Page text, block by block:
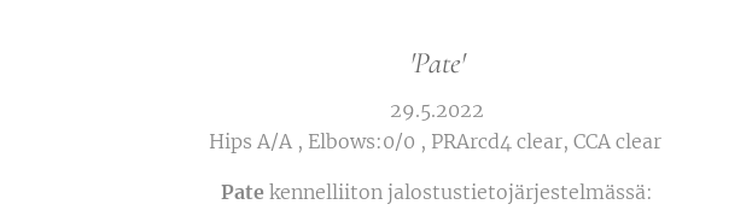
'Pate'
29.5.2022
Hips A/A , Elbows:0/0 , PRArcd4 clear, CCA clear
Pate kennelliiton jalostustietojärjestelmässä: